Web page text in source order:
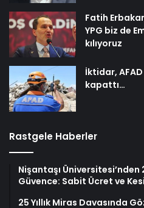
Fatih
YPG biz de
kılıyoruz
İktidar,
kapattı…
Rastgele Haberler
Nişantaşı Üniversitesi’nden
Güvence: Sabit Ücret ve
25 Yıllık Miras Davasında